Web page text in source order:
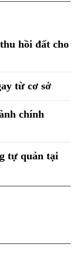
hồi đất cho
từ cơ sở
chính
tự quản tại